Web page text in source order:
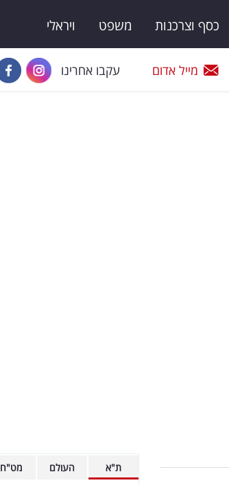
כסף וצרכנות משפט ויראלי
מייל אדום עקבו אחרינו
ת"א העולם מט"ח